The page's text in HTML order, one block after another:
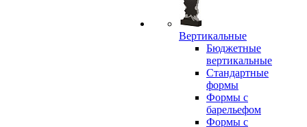
Вертикальные
Бюджетные
вертикальные
Стандартные
формы
Формы с
барельефом
Формы с